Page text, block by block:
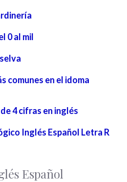
0 al mil
comunes en el idoma
4 cifras en inglés
Inglés Español Letra R
Español